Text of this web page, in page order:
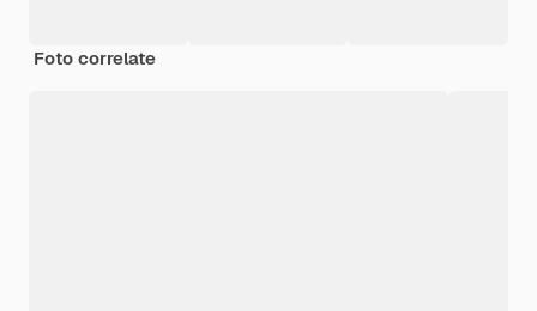
Foto correlate